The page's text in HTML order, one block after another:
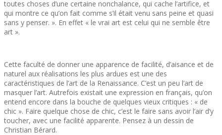
toutes choses d’une certaine nonchalance, qui cache l’artifice, et
qui montre ce qu’on fait comme s’il était venu sans peine et quasi
sans y penser. ». En effet « le vrai art est celui qui ne semble être
art ».
Cette faculté de donner une apparence de facilité, d’aisance et de
naturel aux réalisations les plus ardues est une des
caractéristiques de l’art de la Renaissance. C’est un peu l’art de
masquer l’art. Autrefois existait une expression en français, qu’on
entend encore dans la bouche de quelques vieux critiques : « de
chic ». Faire quelque chose de chic, c’est le faire sans avoir l’air d’y
toucher, avec une facilité apparente. Pensez à un dessin de
Christian Bérard.